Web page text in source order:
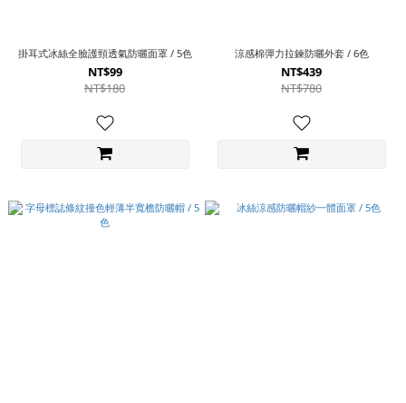
掛耳式冰絲全臉護頸透氣防曬面罩 / 5色
NT$99
NT$180
涼感棉彈力拉鍊防曬外套 / 6色
NT$439
NT$780